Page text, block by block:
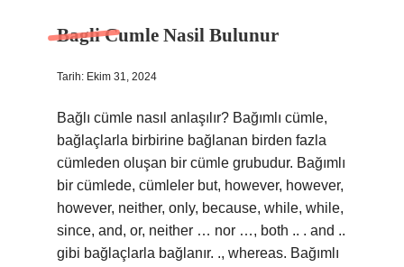
Bagli Cumle Nasil Bulunur
Tarih: Ekim 31, 2024
Bağlı cümle nasıl anlaşılır? Bağımlı cümle,
bağlaçlarla birbirine bağlanan birden fazla
cümleden oluşan bir cümle grubudur. Bağımlı
bir cümlede, cümleler but, however, however,
however, neither, only, because, while, while,
since, and, or, neither … nor …, both .. . and ..
gibi bağlaçlarla bağlanır. ., whereas. Bağımlı